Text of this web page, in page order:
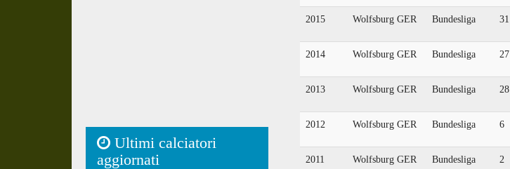
Ultimi calciatori
aggiornati
2015 Wolfsburg GER Bundesliga 31
2014 Wolfsburg GER Bundesliga 27
2013 Wolfsburg GER Bundesliga 28
2012 Wolfsburg GER Bundesliga 6
2011 Wolfsburg GER Bundesliga 2